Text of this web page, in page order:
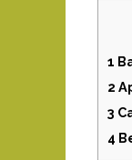
1
2
3
4